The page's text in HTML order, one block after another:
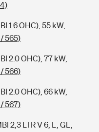
1.6 OHC), 55 kW,
565)
2.0 OHC), 77 kW,
566)
2.0 OHC), 66 kW,
567)
2,3 LTR V 6, L, GL,